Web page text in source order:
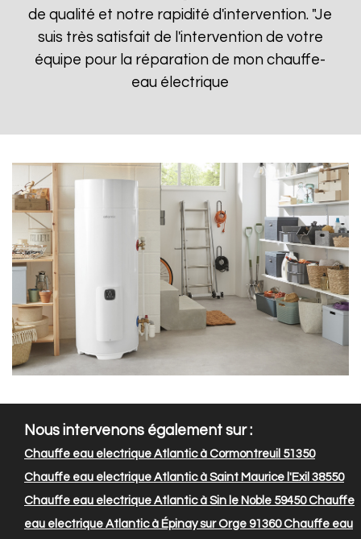
de qualité et notre rapidité d'intervention. "Je
suis très satisfait de l'intervention de votre
équipe pour la réparation de mon chauffe-
eau électrique
Nous intervenons également sur :
Chauffe eau electrique Atlantic à Cormontreuil 51350
Chauffe eau electrique Atlantic à Saint Maurice l'Exil 38550
Chauffe eau electrique Atlantic à Sin le Noble 59450Chauffe
eau electrique Atlantic à Épinay sur Orge 91360Chauffe eau